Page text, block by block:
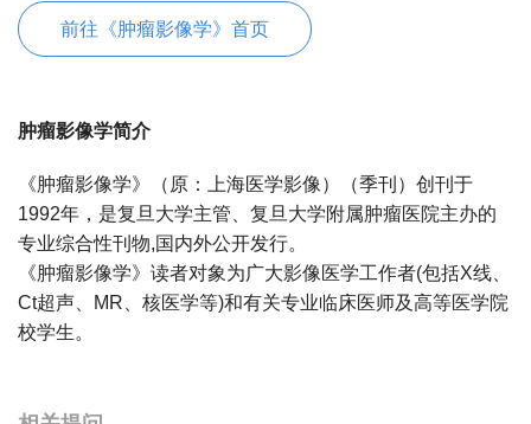
前往《肿瘤影像学》首页
肿瘤影像学简介
《肿瘤影像学》（原：上海医学影像）（季刊）创刊于
1992年，是复旦大学主管、复旦大学附属肿瘤医院主办的
专业综合性刊物,国内外公开发行。
《肿瘤影像学》读者对象为广大影像医学工作者(包括X线、
Ct超声、MR、核医学等)和有关专业临床医师及高等医学院
校学生。